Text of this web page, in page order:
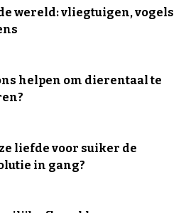
wereld: vliegtuigen, vogels
helpen om dierentaal te
liefde voor suiker de
in gang?